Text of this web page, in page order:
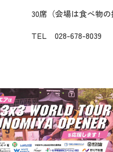
30席（会場は食べ物
TEL 028-678-8039